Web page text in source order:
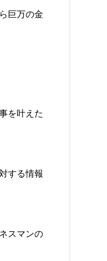
巨万の金
を叶えた
する情報
スマンの